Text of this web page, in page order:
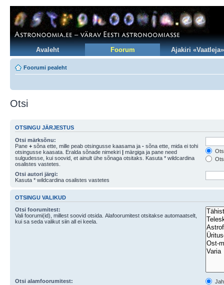
Avaleht Foorum Ajakiri «Vaatleja»
Foorumi pealeht
Otsi
OTSINGU JÄRJESTUS
Otsi märksõnu:
Pane + sõna ette, mille peab otsingusse kaasama ja - sõna ette, mida ei tohi
otsingusse kaasata. Eralda sõnade nimekiri | märgiga ja pane need
sulgudesse, kui soovid, et ainult ühe sõnaga otsitaks. Kasuta * wildcardina
osalistes vastetes.
Otsi autori järgi:
Kasuta * wildcardina osalistes vastetes
OTSINGU VALIKUD
Otsi foorumitest:
Vali foorumi(id), millest soovid otsida. Alafoorumitest otsitakse automaatselt,
kui sa seda valikut siin all ei keela.
Otsi alamfoorumitest:
Jah